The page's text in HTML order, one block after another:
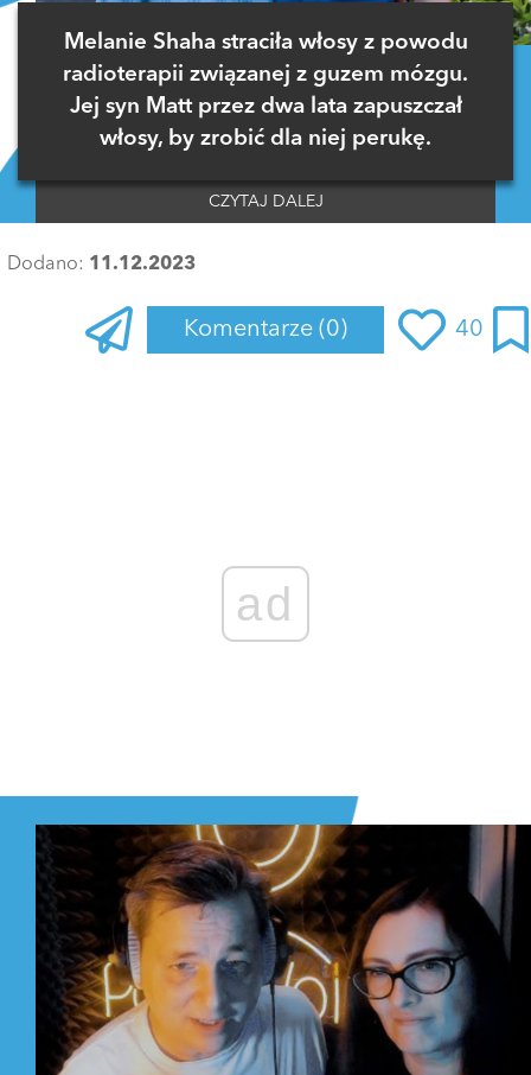
Melanie Shaha straciła włosy z powodu
radioterapii związanej z guzem mózgu.
Jej syn Matt przez dwa lata zapuszczał
włosy, by zrobić dla niej perukę.
CZYTAJ DALEJ
Dodano: 11.12.2023
Komentarze (0) 40
ad